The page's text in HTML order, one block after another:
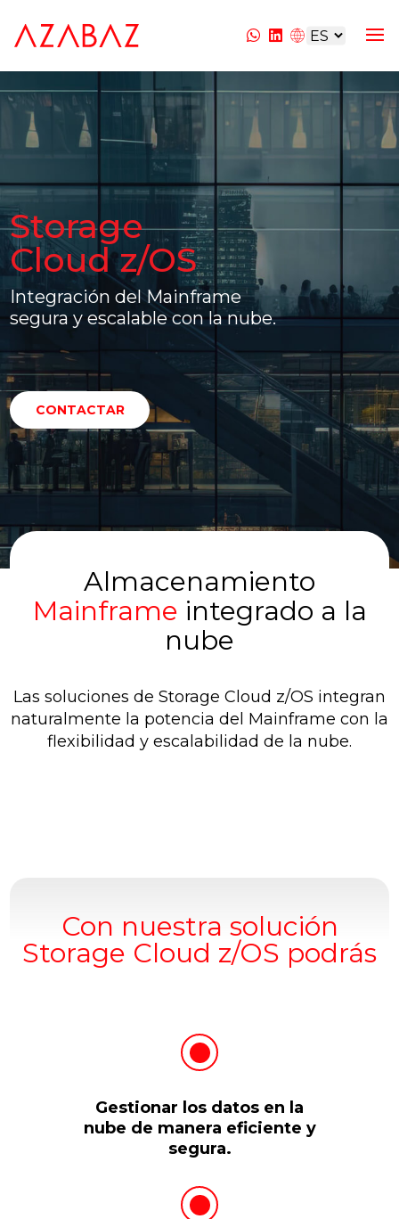
Storage
Cloud z/OS
Integración del Mainframe
segura y escalable con la nube.
CONTACTAR
Almacenamiento
Mainframe integrado a la
nube
Las soluciones de Storage Cloud z/OS integran
naturalmente la potencia del Mainframe con la
flexibilidad y escalabilidad de la nube.
Con nuestra solución
Storage Cloud z/OS podrás
Gestionar los datos en la
nube de manera eficiente y
segura.